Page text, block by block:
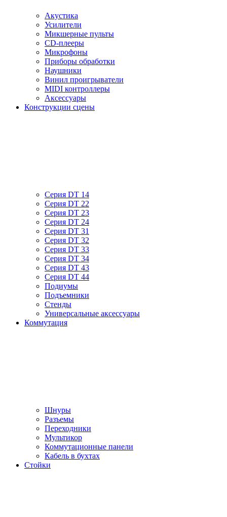
Акустика
Усилители
Микшерные пульты
CD-плееры
Микрофоны
Приборы обработки
Наушники
Винил проигрыватели
MIDI контроллеры
Аксессуары
Конструкции сцены
Серия DT 14
Серия DT 22
Серия DT 23
Серия DT 24
Серия DT 31
Серия DT 32
Серия DT 33
Серия DT 34
Серия DT 43
Серия DT 44
Подиумы
Подъемники
Стенды
Универсальные аксессуары
Коммутация
Шнуры
Разъемы
Переходники
Мультикор
Коммутационные панели
Кабель в бухтах
Стойки